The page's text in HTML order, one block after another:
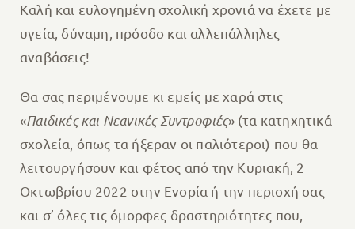
Καλή και ευλογημένη σχολική χρονιά να έχετε με
υγεία, δύναμη, πρόοδο και αλλεπάλληλες
αναβάσεις!
Θα σας περιμένουμε κι εμείς με χαρά στις
«Παιδικές και Νεανικές Συντροφιές» (τα κατηχητικά
σχολεία, όπως τα ήξεραν οι παλιότεροι) που θα
λειτουργήσουν και φέτος από την Κυριακή, 2
Οκτωβρίου 2022 στην Ενορία ή την περιοχή σας
και σ’ όλες τις όμορφες δραστηριότητες που,